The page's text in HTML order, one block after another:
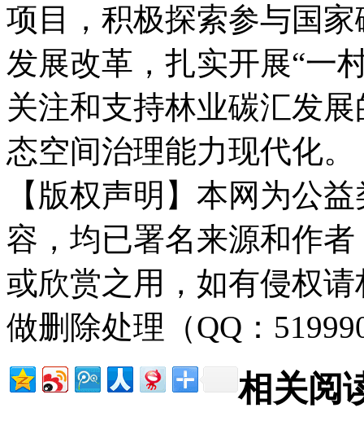
项目，积极探索参与国
发展改革，扎实开展“一
关注和支持林业碳汇发
态空间治理能力现代化
【版权声明】本网为公
容，均已署名来源和作
或欣赏之用，如有侵权
做删除处理（QQ：
相关阅